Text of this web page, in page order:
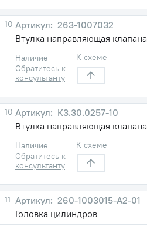
10
263-1007032
Втулка направляющая клапана
Наличие
Обратитесь к
консультанту
К схеме
10
К3.30.0257-10
Втулка направляющая клапана
Наличие
Обратитесь к
консультанту
К схеме
11
260-1003015-А2-01
Головка цилиндров